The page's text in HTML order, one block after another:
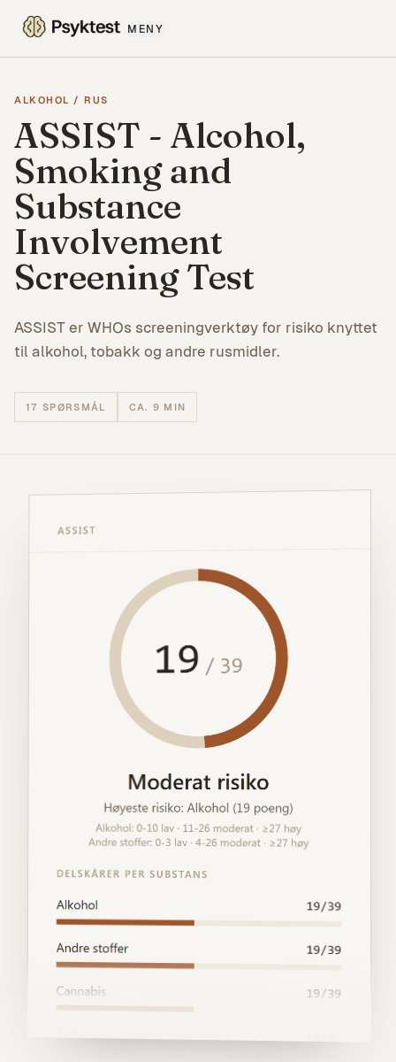
MENY
ALKOHOL / RUS
ASSIST - Alcohol,
Smoking and
Substance
Involvement
Screening Test
ASSIST er WHOs screeningverktøy for risiko knyttet
til alkohol, tobakk og andre rusmidler.
17 SPØRSMÅL CA. 9 MIN